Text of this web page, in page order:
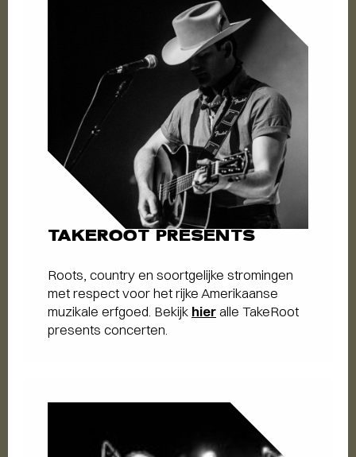
TAKEROOT PRESENTS
Roots, country en soortgelijke stromingen
met respect voor het rijke Amerikaanse
muzikale erfgoed. Bekijk hieralle TakeRoot
presents concerten.